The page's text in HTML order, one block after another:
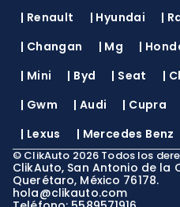
| Renault | Hyundai |
| Changan | Mg |
| Mini | Byd | Seat |
| Gwm | Audi | Cupra
| Lexus | Mercedes Benz
© ClikAuto 2026 Todos los
ClikAuto, San Antonio de la
Querétaro, México 76178.
hola@clikauto.com